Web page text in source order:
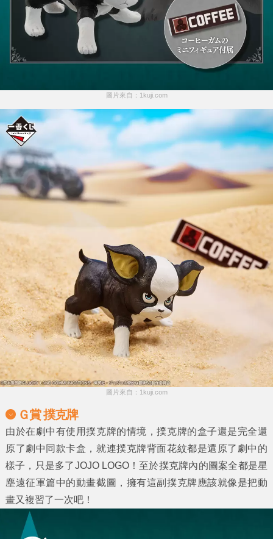
圖片來自：1kuji.com
圖片來自：1kuji.com
Ｇ賞 撲克牌
由於在劇中有使用撲克牌的情境，撲克牌的盒子還是完全還
原了劇中同款卡盒，就連撲克牌背面花紋都是還原了劇中的
樣子，只是多了JOJO LOGO！至於撲克牌內的圖案全都是星
塵遠征軍篇中的動畫截圖，擁有這副撲克牌應該就像是把動
畫又複習了一次吧！